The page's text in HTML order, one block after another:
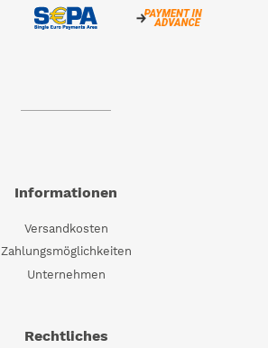
Informationen
Versandkosten
Zahlungsmöglichkeiten
Unternehmen
Rechtliches